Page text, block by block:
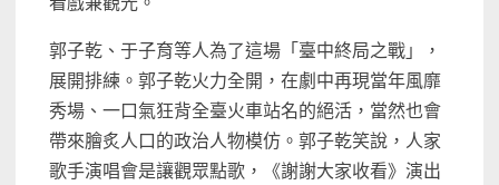
郭子乾、于子育等人為了這場「臺中終局之戰」，
展開排練。郭子乾火力全開，在劇中再現當年風靡
秀場、一口氣狂背全臺火車站名的絕活，當然也會
帶來膾炙人口的政治人物模仿。郭子乾笑說，人家
歌手演唱會是讓觀眾點歌，《謝謝大家收看》演出